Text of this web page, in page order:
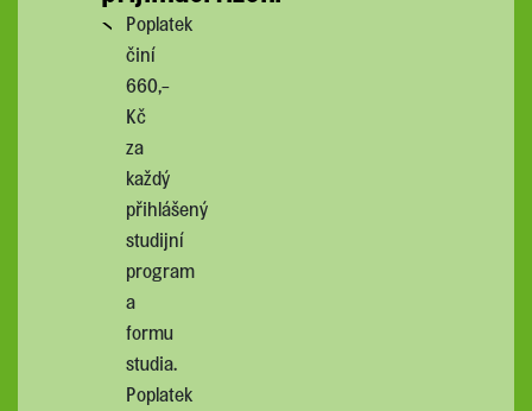
Poplatek
činí
660,-
Kč
za
každý
přihlášený
studijní
program
a
formu
studia.
Poplatek